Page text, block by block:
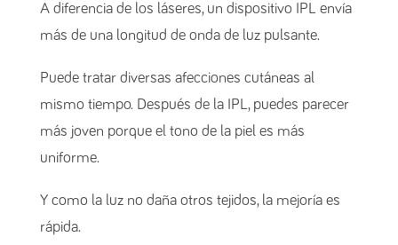
A diferencia de los láseres, un dispositivo IPL envía
más de una longitud de onda de luz pulsante.
Puede tratar diversas afecciones cutáneas al
mismo tiempo. Después de la IPL, puedes parecer
más joven porque el tono de la piel es más
uniforme.
Y como la luz no daña otros tejidos, la mejoría es
rápida.